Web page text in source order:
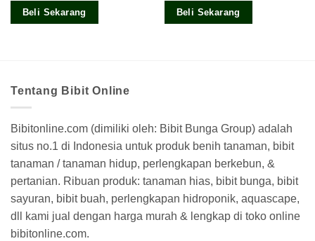
Beli Sekarang Beli Sekarang
Tentang Bibit Online
Bibitonline.com (dimiliki oleh: Bibit Bunga Group) adalah
situs no.1 di Indonesia untuk produk benih tanaman, bibit
tanaman / tanaman hidup, perlengkapan berkebun, &
pertanian. Ribuan produk: tanaman hias, bibit bunga, bibit
sayuran, bibit buah, perlengkapan hidroponik, aquascape,
dll kami jual dengan harga murah & lengkap di toko online
bibitonline.com.